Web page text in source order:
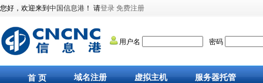
您好，欢迎来到 中国信息港 ！ 请登录 免费注册
用户名 密码
首 页 域名注册 虚拟主机 服务器托管